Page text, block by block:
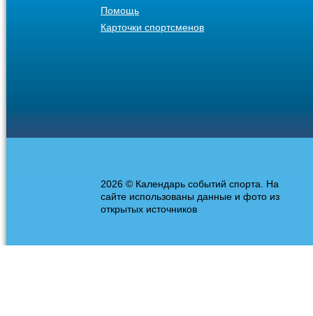
Помощь
Карточки спортсменов
2026 © Календарь событий спорта. На
сайте использованы данные и фото из
открытых источников